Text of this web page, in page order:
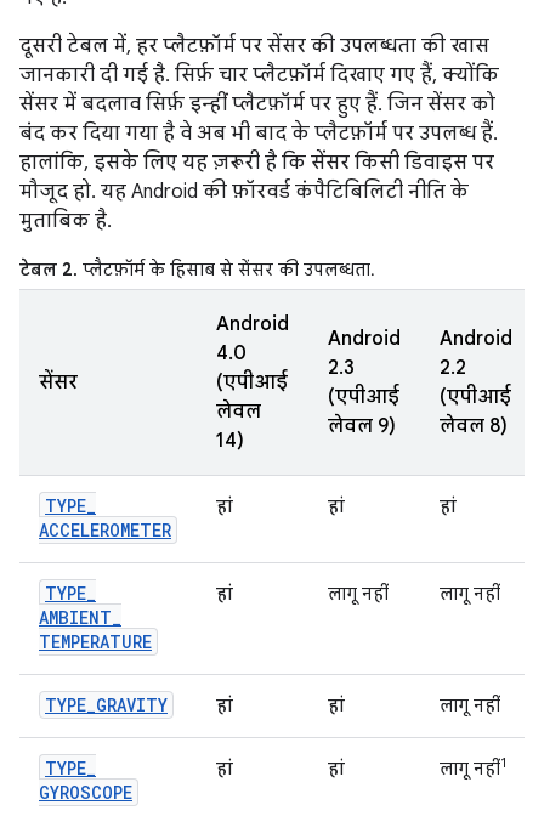
दूसरी टेबल में, हर प्लैटफ़ॉर्म पर सेंसर की उपलब्धता की खास
जानकारी दी गई है. सिर्फ़ चार प्लैटफ़ॉर्म दिखाए गए हैं, क्योंकि
सेंसर में बदलाव सिर्फ़ इन्हीं प्लैटफ़ॉर्म पर हुए हैं. जिन सेंसर को
बंद कर दिया गया है वे अब भी बाद के प्लैटफ़ॉर्म पर उपलब्ध हैं.
हालांकि, इसके लिए यह ज़रूरी है कि सेंसर किसी डिवाइस पर
मौजूद हो. यह Android की फ़ॉरवर्ड कंपैटिबिलिटी नीति के
मुताबिक है.
टेबल 2. प्लैटफ़ॉर्म के हिसाब से सेंसर की उपलब्धता.
सेंसर
Android
4.0
(एपीआई
लेवल
14)
Android
2.3
(एपीआई
लेवल 9)
Android
2.2
(एपीआई
लेवल 8)
TYPE_
ACCELEROMETER
हां हां हां
TYPE_
AMBIENT_
TEMPERATURE
हां लागू नहीं लागू नहीं
TYPE_GRAVITY हां हां लागू नहीं
TYPE_
GYROSCOPE
हां हां लागू नहीं1